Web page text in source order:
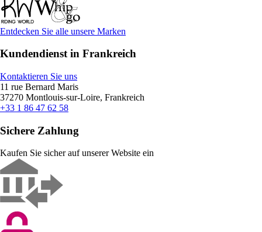
Entdecken Sie alle unsere Marken
Kundendienst in Frankreich
Kontaktieren Sie uns
11 rue Bernard Maris
37270 Montlouis-sur-Loire, Frankreich
+33 1 86 47 62 58
Sichere Zahlung
Kaufen Sie sicher auf unserer Website ein